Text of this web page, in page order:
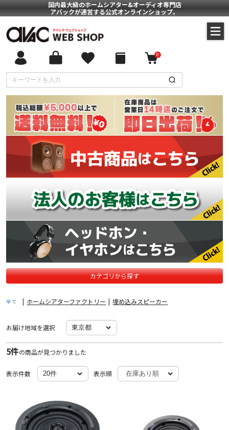
国内最大級のホームシアター&オーディオ専門店
アバックが運営する公式オンラインショップ。
0
カテゴリから探す
全て | ホームシアターファクトリー | 埋め込みスピーカー
お届け地域を選択
5件の商品が見つかりました
表示件数 表示順